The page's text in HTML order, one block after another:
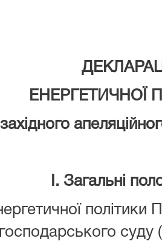
ЕНЕРГЕТИЧНОЇ
західного
І. Загальні
політики
суду